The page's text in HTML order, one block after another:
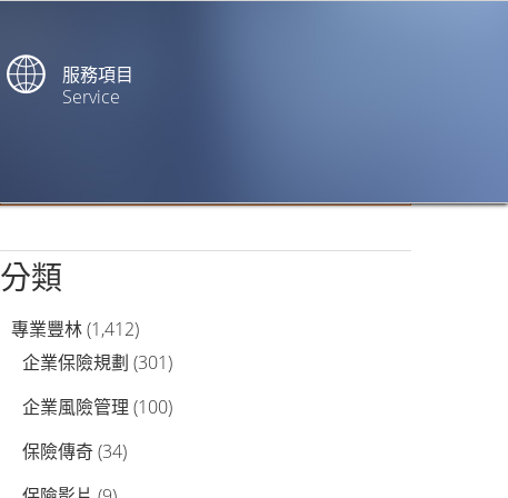
服務項目
Service
分類
專業豐林(1,412)
企業保險規劃 (301)
企業風險管理 (100)
保險傳奇(34)